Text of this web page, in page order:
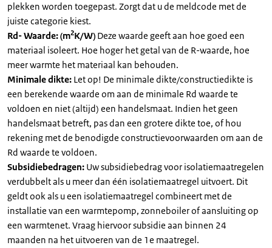
plekken worden toegepast. Zorgt dat u de meldcode met de
juiste categorie kiest.
Rd- Waarde: (m2K/W) Deze waarde geeft aan hoe goed een
materiaal isoleert. Hoe hoger het getal van de R-waarde, hoe
meer warmte het materiaal kan behouden.
Minimale dikte: Let op! De minimale dikte/constructiedikte is
een berekende waarde om aan de minimale Rd waarde te
voldoen en niet (altijd) een handelsmaat. Indien het geen
handelsmaat betreft, pas dan een grotere dikte toe, of hou
rekening met de benodigde constructievoorwaarden om aan de
Rd waarde te voldoen.
Subsidiebedragen: Uw subsidiebedrag voor isolatiemaatregelen
verdubbelt als u meer dan één isolatiemaatregel uitvoert. Dit
geldt ook als u een isolatiemaatregel combineert met de
installatie van een warmtepomp, zonneboiler of aansluiting op
een warmtenet. Vraag hiervoor subsidie aan binnen 24
maanden na het uitvoeren van de 1e maatregel.